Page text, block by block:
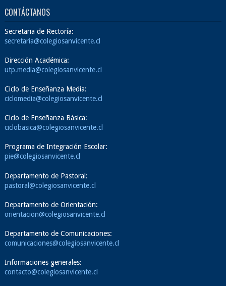
CONTÁCTANOS
Secretaria de Rectoría:
secretaria@colegiosanvicente.cl
Dirección Académica:
utp.media@colegiosanvicente.cl
Ciclo de Enseñanza Media:
ciclomedia@colegiosanvicente.cl
Ciclo de Enseñanza Básica:
ciclobasica@colegiosanvicente.cl
Programa de Integración Escolar:
pie@colegiosanvicente.cl
Departamento de Pastoral:
pastoral@colegiosanvicente.cl
Departamento de Orientación:
orientacion@colegiosanvicente.cl
Departamento de Comunicaciones:
comunicaciones@colegiosanvicente.cl
Informaciones generales:
contacto@colegiosanvicente.cl